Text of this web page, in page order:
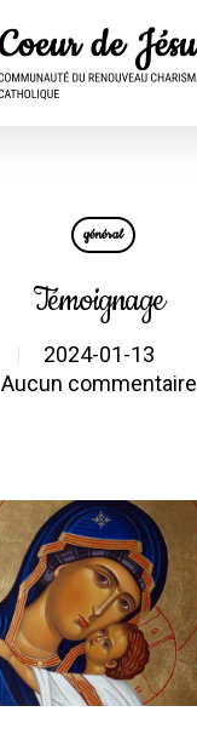
général
Témoignage
2024-01-13
Aucun commentaire